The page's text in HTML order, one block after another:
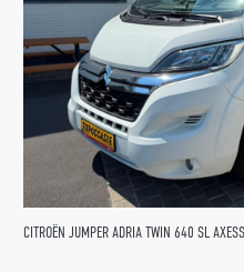
CITROËN JUMPER ADRIA TWIN 640 SL AXESS